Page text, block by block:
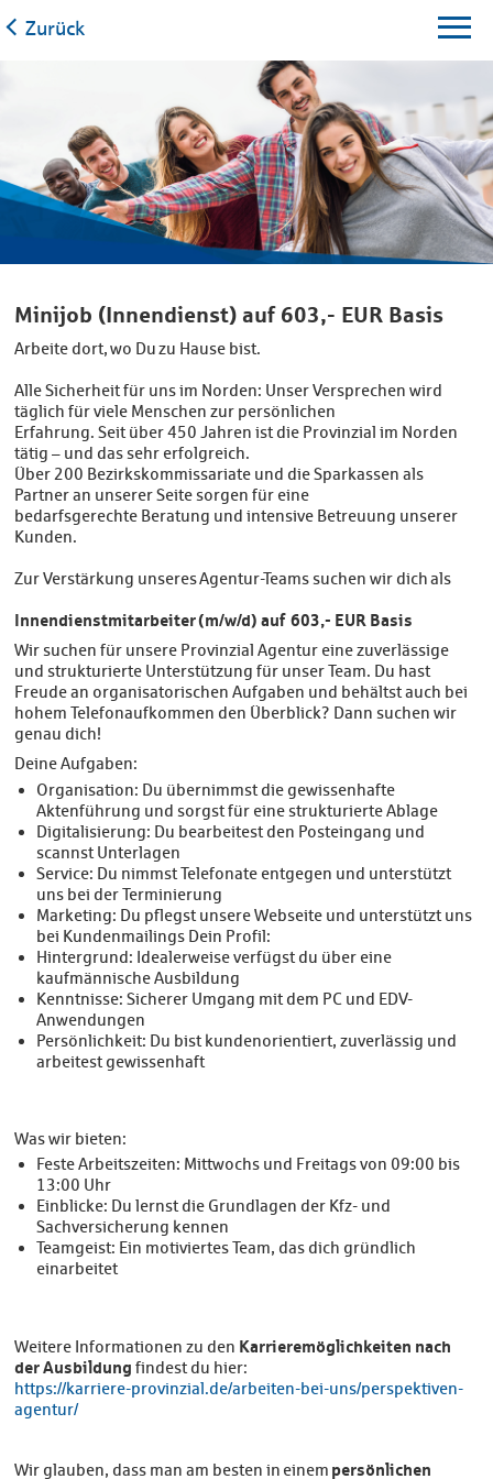
Zurück
Minijob (Innendienst) auf 603,- EUR Basis
Arbeite dort, wo Du zu Hause bist.
Alle Sicherheit für uns im Norden: Unser Versprechen wird
täglich für viele Menschen zur persönlichen
Erfahrung. Seit über 450 Jahren ist die Provinzial im Norden
tätig – und das sehr erfolgreich.
Über 200 Bezirkskommissariate und die Sparkassen als
Partner an unserer Seite sorgen für eine
bedarfsgerechte Beratung und intensive Betreuung unserer
Kunden.
Zur Verstärkung unseres Agentur-Teams suchen wir dich als
Innendienstmitarbeiter (m/w/d) auf 603,- EUR Basis
Wir suchen für unsere Provinzial Agentur eine zuverlässige
und strukturierte Unterstützung für unser Team. Du hast
Freude an organisatorischen Aufgaben und behältst auch bei
hohem Telefonaufkommen den Überblick? Dann suchen wir
genau dich!
Deine Aufgaben:
Organisation: Du übernimmst die gewissenhafte
Aktenführung und sorgst für eine strukturierte Ablage
Digitalisierung: Du bearbeitest den Posteingang und
scannst Unterlagen
Service: Du nimmst Telefonate entgegen und unterstützt
uns bei der Terminierung
Marketing: Du pflegst unsere Webseite und unterstützt uns
bei Kundenmailings Dein Profil:
Hintergrund: Idealerweise verfügst du über eine
kaufmännische Ausbildung
Kenntnisse: Sicherer Umgang mit dem PC und EDV-
Anwendungen
Persönlichkeit: Du bist kundenorientiert, zuverlässig und
arbeitest gewissenhaft
Was wir bieten:
Feste Arbeitszeiten: Mittwochs und Freitags von 09:00 bis
13:00 Uhr
Einblicke: Du lernst die Grundlagen der Kfz- und
Sachversicherung kennen
Teamgeist: Ein motiviertes Team, das dich gründlich
einarbeitet
Weitere Informationen zu den Karrieremöglichkeiten nach
der Ausbildung findest du hier:
https://karriere-provinzial.de/arbeiten-bei-uns/perspektiven-
agentur/
Wir glauben, dass man am besten in einem persönlichen